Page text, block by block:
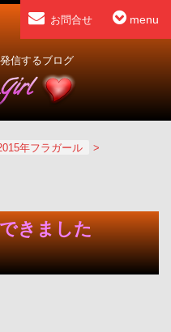
menu
お問合せ
信するブログ
年フラガール >
きました